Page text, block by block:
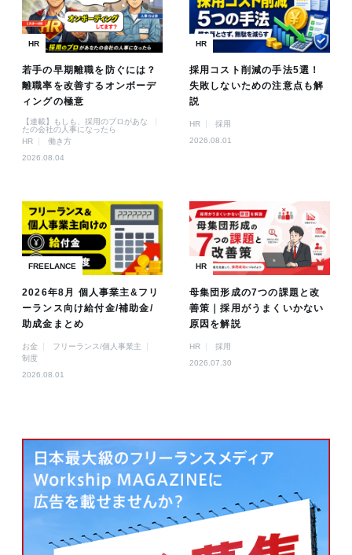
HR
若手の早期離職を防ぐには？
離職率を改善するオンボーデ
ィングの極意
【連載】もしも、採用のプロがあな
たの会社の人事になったら
HR
働き方
2026.08.04
HR
採用コスト削減の手法5選！
失敗しないための注意点も解
説
HR
採用
2026.08.01
FREELANCE
2026年8月 個人事業主&フリ
ーランス向け給付金/補助金/
助成金まとめ
お金
フリーランス/個人事業主
制度
2026.08.01
HR
母集団形成の7つの課題と改
善策｜採用がうまくいかない
原因を解説
HR
採用
2026.07.30